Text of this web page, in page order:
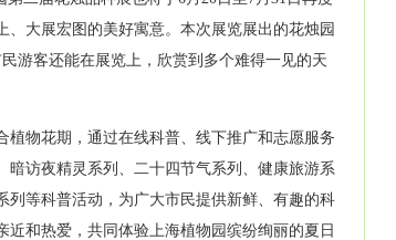
大展宏图的美好寓意。本次展览展出的花烛园
游客还能在展览上，欣赏到多个难得一见的天
物花期，通过在线科普、线下推广和志愿服务
访夜精灵系列、二十四节气系列、健康旅游系
等科普活动，为广大市民提供新鲜、有趣的科
和热爱，共同体验上海植物园缤纷绚丽的夏日